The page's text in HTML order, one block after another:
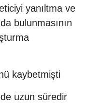
yanıltma ve
bulunmasının
kaybetmişti
uzun süredir